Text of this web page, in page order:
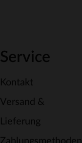
Service
Kontakt
Versand &
Lieferung